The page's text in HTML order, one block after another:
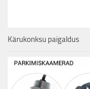
Kärukonksu paigaldus